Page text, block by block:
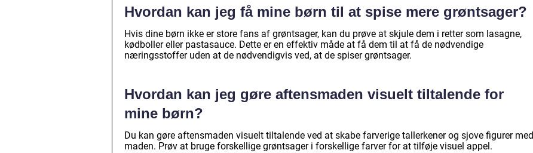
Hvordan kan jeg få mine børn til at spise mere grøntsager?
Hvis dine børn ikke er store fans af grøntsager, kan du prøve at skjule dem i retter som lasagne,
kødboller eller pastasauce. Dette er en effektiv måde at få dem til at få de nødvendige
næringsstoffer uden at de nødvendigvis ved, at de spiser grøntsager.
Hvordan kan jeg gøre aftensmaden visuelt tiltalende for
mine børn?
Du kan gøre aftensmaden visuelt tiltalende ved at skabe farverige tallerkener og sjove figurer med
maden. Prøv at bruge forskellige grøntsager i forskellige farver for at tilføje visuel appel.